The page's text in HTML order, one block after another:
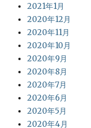
2021年1月
2020年12月
2020年11月
2020年10月
2020年9月
2020年8月
2020年7月
2020年6月
2020年5月
2020年4月